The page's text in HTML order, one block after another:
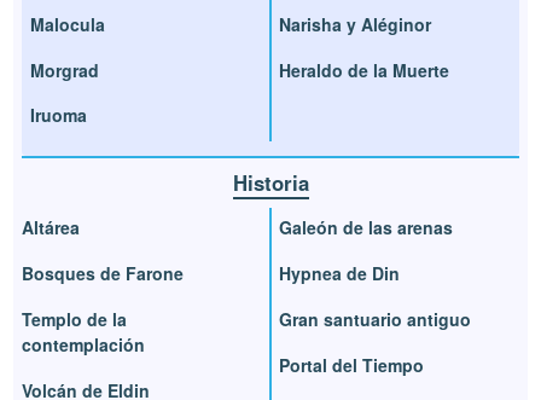
Malocula
Morgrad
Iruoma
Narisha y Aléginor
Heraldo de la Muerte
Historia
Altárea
Bosques de Farone
Templo de la
contemplación
Volcán de Eldin
Galeón de las arenas
Hypnea de Din
Gran santuario antiguo
Portal del Tiempo